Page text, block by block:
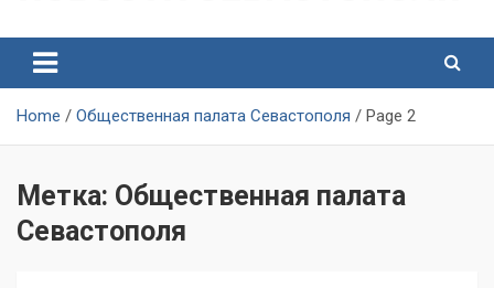
Севастополя
Севастополя
Home Общественная палата Севастополя Page 2
Метка: Общественная палата
Севастополя